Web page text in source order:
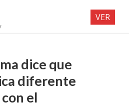
dice que
diferente
el
VER